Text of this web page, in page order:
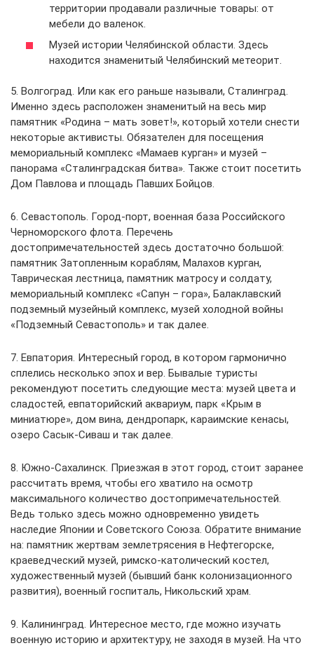
территории продавали различные товары: от
мебели до валенок.
Музей истории Челябинской области. Здесь
находится знаменитый Челябинский метеорит.
5. Волгоград. Или как его раньше называли, Сталинград.
Именно здесь расположен знаменитый на весь мир
памятник «Родина – мать зовет!», который хотели снести
некоторые активисты. Обязателен для посещения
мемориальный комплекс «Мамаев курган» и музей –
панорама «Сталинградская битва». Также стоит посетить
Дом Павлова и площадь Павших Бойцов.
6. Севастополь. Город-порт, военная база Российского
Черноморского флота. Перечень
достопримечательностей здесь достаточно большой:
памятник Затопленным кораблям, Малахов курган,
Таврическая лестница, памятник матросу и солдату,
мемориальный комплекс «Сапун – гора», Балаклавский
подземный музейный комплекс, музей холодной войны
«Подземный Севастополь» и так далее.
7. Евпатория. Интересный город, в котором гармонично
сплелись несколько эпох и вер. Бывалые туристы
рекомендуют посетить следующие места: музей цвета и
сладостей, евпаторийский аквариум, парк «Крым в
миниатюре», дом вина, дендропарк, караимские кенасы,
озеро Сасык-Сиваш и так далее.
8. Южно-Сахалинск. Приезжая в этот город, стоит заранее
рассчитать время, чтобы его хватило на осмотр
максимального количество достопримечательностей.
Ведь только здесь можно одновременно увидеть
наследие Японии и Советского Союза. Обратите внимание
на: памятник жертвам землетрясения в Нефтегорске,
краеведческий музей, римско-католический костел,
художественный музей (бывший банк колонизационного
развития), военный госпиталь, Никольский храм.
9. Калининград. Интересное место, где можно изучать
военную историю и архитектуру, не заходя в музей. На что